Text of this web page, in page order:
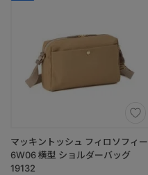
マッキントッシュ フィロソフィー
6W06 横型 ショルダーバッグ
19132